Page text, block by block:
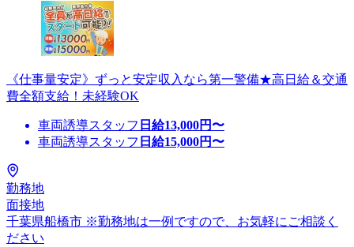
《仕事量安定》ずっと安定収入なら第一警備★高日給＆交通
費全額支給！未経験OK
車両誘導スタッフ 日給13,000円〜
車両誘導スタッフ 日給15,000円〜
勤務地
面接地
千葉県船橋市 ※勤務地は一例ですので、お気軽にご相談く
ださい